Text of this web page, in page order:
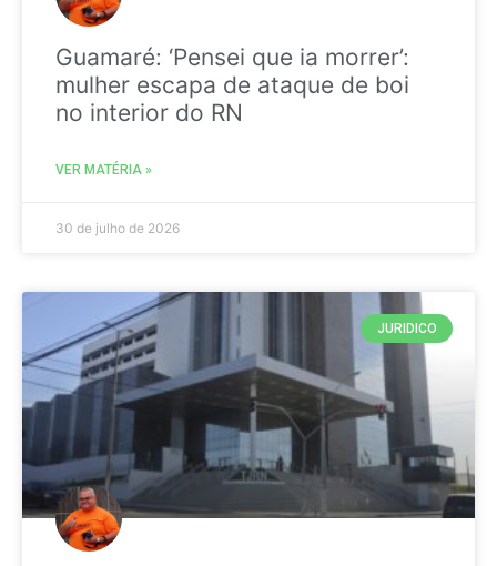
Guamaré: ‘Pensei que ia morrer’:
mulher escapa de ataque de boi
no interior do RN
VER MATÉRIA »
30 de julho de 2026
JURIDICO